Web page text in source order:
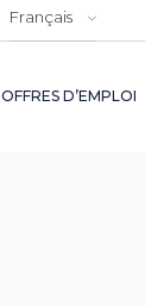
Choisir
une
langue
OFFRES D’EMPLOI